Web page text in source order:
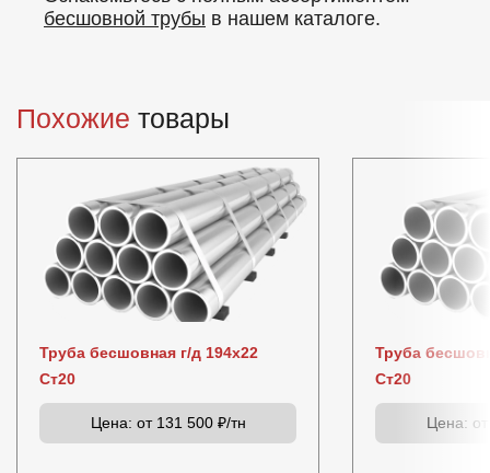
бесшовной трубы в нашем каталоге.
Похожие товары
Труба бесшовная г/д 194х22
Ст20
Цена: от 131 500 ₽/тн
Труба
Ст20
Цена: